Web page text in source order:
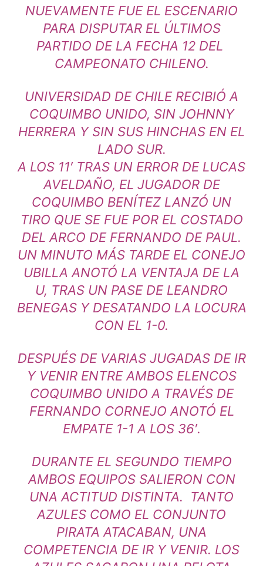
NUEVAMENTE FUE EL ESCENARIO
PARA DISPUTAR EL ÚLTIMOS
PARTIDO DE LA FECHA 12 DEL
CAMPEONATO CHILENO.
UNIVERSIDAD DE CHILE RECIBIÓ A
COQUIMBO UNIDO, SIN JOHNNY
HERRERA Y SIN SUS HINCHAS EN EL
LADO SUR.
A LOS 11′ TRAS UN ERROR DE LUCAS
AVELDAÑO, EL JUGADOR DE
COQUIMBO BENÍTEZ LANZÓ UN
TIRO QUE SE FUE POR EL COSTADO
DEL ARCO DE FERNANDO DE PAUL.
UN MINUTO MÁS TARDE EL CONEJO
UBILLA ANOTÓ LA VENTAJA DE LA
U, TRAS UN PASE DE LEANDRO
BENEGAS Y DESATANDO LA LOCURA
CON EL 1-0.
DESPUÉS DE VARIAS JUGADAS DE IR
Y VENIR ENTRE AMBOS ELENCOS
COQUIMBO UNIDO A TRAVÉS DE
FERNANDO CORNEJO ANOTÓ EL
EMPATE 1-1 A LOS 36′.
DURANTE EL SEGUNDO TIEMPO
AMBOS EQUIPOS SALIERON CON
UNA ACTITUD DISTINTA. TANTO
AZULES COMO EL CONJUNTO
PIRATA ATACABAN, UNA
COMPETENCIA DE IR Y VENIR. LOS